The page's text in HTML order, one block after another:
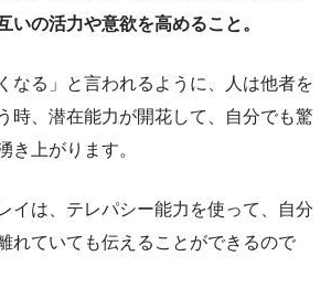
いの活力や意欲を高めること。
なる」と言われるように、人は他者を
時、潜在能力が開花して、自分でも驚
き上がります。
イは、テレパシー能力を使って、自分
れていても伝えることができるので